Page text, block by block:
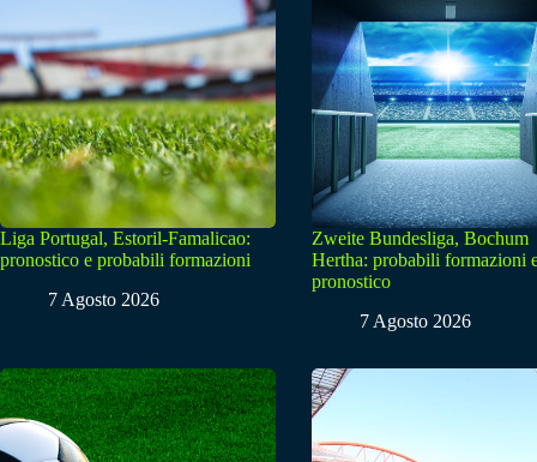
Liga Portugal, Estoril-Famalicao:
pronostico e probabili formazioni
7 Agosto 2026
Zweite Bundesliga, Bochum
Hertha: probabili formazioni
pronostico
7 Agosto 2026